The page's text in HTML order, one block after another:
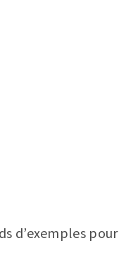
d’exemples pour